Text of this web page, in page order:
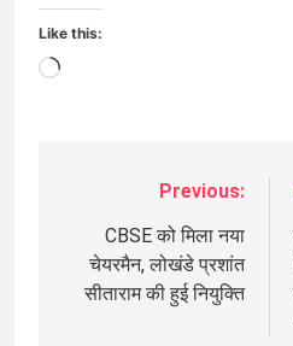
Like this:
Loading…
navigation
Previous:
CBSE को मिला नया
चेयरमैन, लोखंडे प्रशांत
सीताराम की हुई नियुक्ति